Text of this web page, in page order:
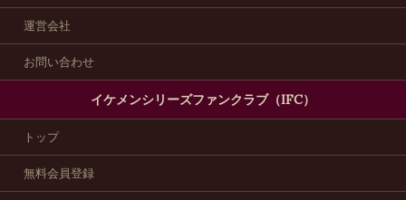
運営会社
お問い合わせ
イケメンシリーズファンクラブ（IFC）
トップ
無料会員登録